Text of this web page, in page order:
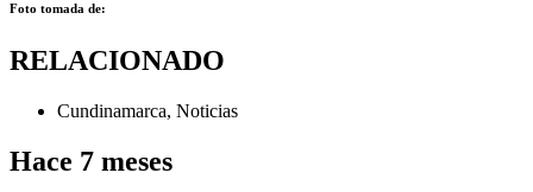
Foto tomada de:
RELACIONADO
Cundinamarca, Noticias
Hace 7 meses